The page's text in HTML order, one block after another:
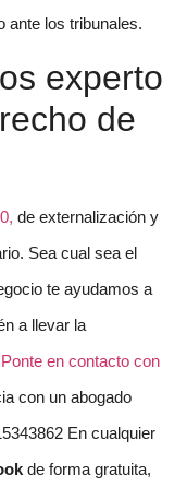
ante los tribunales.
experto
de
de externalización y
Sea cual sea el
te ayudamos a
a llevar la
Ponte en contacto con
con un abogado
En cualquier
de forma gratuita,